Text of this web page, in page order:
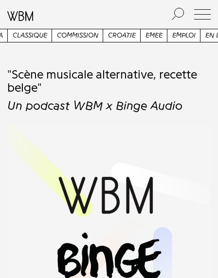
CLASSIQUE COMMISSION CROATIE EMEE EMPLOI EN
"Scène musicale alternative, recette
belge"
Un podcast WBM x Binge Audio